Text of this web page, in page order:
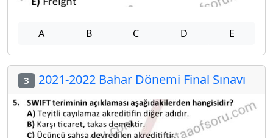
A B C D E
3 2021-2022 Bahar Dönemi Final Sınavı